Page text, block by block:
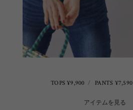
TOPS ¥9,900 PANTS ¥7,590
アイテムを見る